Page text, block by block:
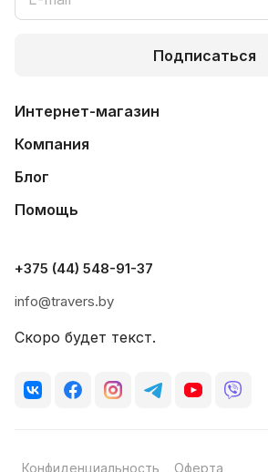
Подписаться
Интернет-магазин
Компания
Блог
Помощь
+375 (44) 548-91-37
info@travers.by
Скоро будет текст.
Конфиденциальность Оферта